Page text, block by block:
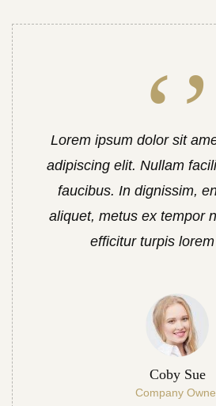
Lorem ipsum dolor sit
adipiscing elit. Nullam
faucibus. In dignissim,
aliquet, metus ex tempor
efficitur turpis
Coby Sue
Company